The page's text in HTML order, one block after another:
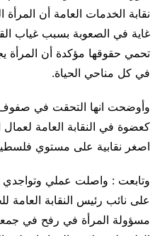
نقابة الخدمات العامة أن
غاية في الصعوبة بسبب غياب
تحمي حقوقها مؤكدة أن المرأة
في كل مناحي الحياة.
كعضوة في النقابة العامة لعمال
اصغر نقابية على مستوي
وتابعت : واصلت عملي
على نائب رئيس النقابة العامة
مسؤولة المرأة في رفح في